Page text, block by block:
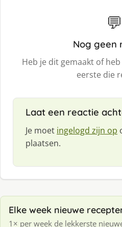
💬
Nog geen
Heb je dit gemaakt of
eerste die
Laat een reactie
Je moet ingelogd zijn op
plaatsen.
Elke week nieuwe
1× per week de lekkerste